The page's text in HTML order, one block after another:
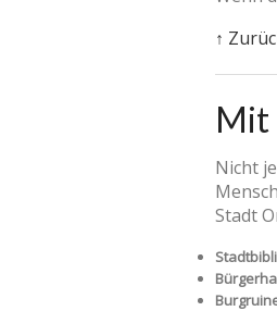
↑
Mit
Nicht
Stadt